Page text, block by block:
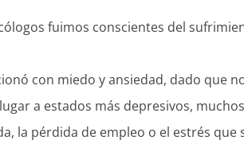
fuimos conscientes del
con miedo y ansiedad, dado que
a estados más depresivos,
la pérdida de empleo o el estrés que